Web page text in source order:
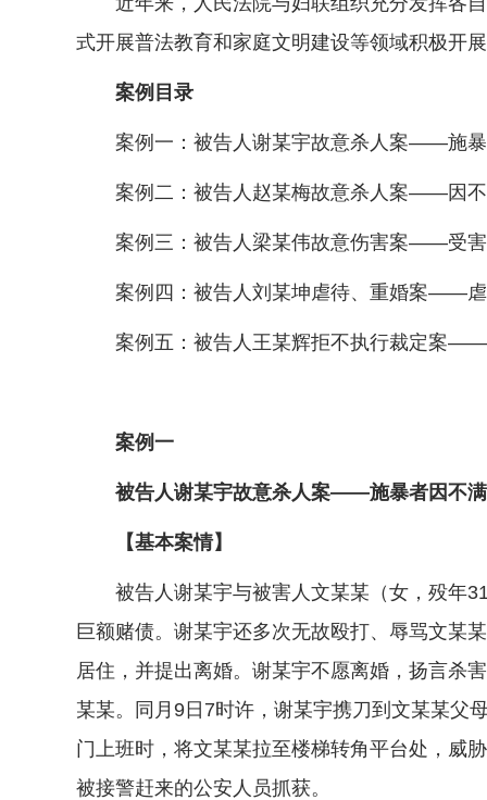
式开展普法教育和家庭文明建设等领域积极开
案例目录
案例一：被告人谢某宇故意杀人案——施暴
案例二：被告人赵某梅故意杀人案——因不
案例三：被告人梁某伟故意伤害案——受害者
案例四：被告人刘某坤虐待、重婚案——虐
案例五：被告人王某辉拒不执行裁定案——
案例一
被告人谢某宇故意杀人案——施暴者因不满
【基本案情】
被告人谢某宇与被害人文某某（女，殁年31
巨额赌债。谢某宇还多次无故殴打、辱骂文某
居住，并提出离婚。谢某宇不愿离婚，扬言杀
某某。同月9日7时许，谢某宇携刀到文某某父
门上班时，将文某某拉至楼梯转角平台处，威
被接警赶来的公安人员抓获。